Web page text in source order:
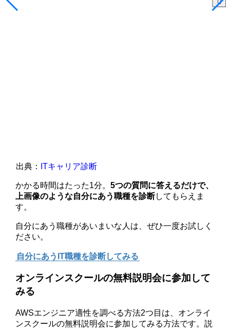
出典： ITキャリア診断
かかる時間はたった1分。5つの質問に答えるだけで、
上画像のような自分にあう職種を診断してもらえま
す。
自分にあう職種があいまいな人は、ぜひ一度お試しく
ださい。
自分にあうIT職種を診断してみる
オンラインスクールの無料説明会に参加して
みる
AWSエンジニア適性を調べる方法2つ目は、オンライ
ンスクールの無料説明会に参加してみる方法です。説